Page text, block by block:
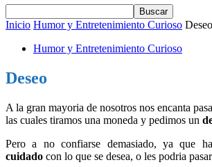
Inicio Humor y Entretenimiento Curioso Deseo
Humor y Entretenimiento Curioso
Deseo
A la gran mayoria de nosotros nos encanta
las cuales tiramos una moneda y pedimos un
Pero a no confiarse demasiado, ya que
cuidado con lo que se desea, o les podria